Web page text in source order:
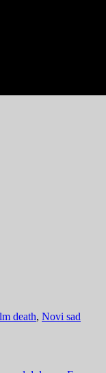
death, Novi sad